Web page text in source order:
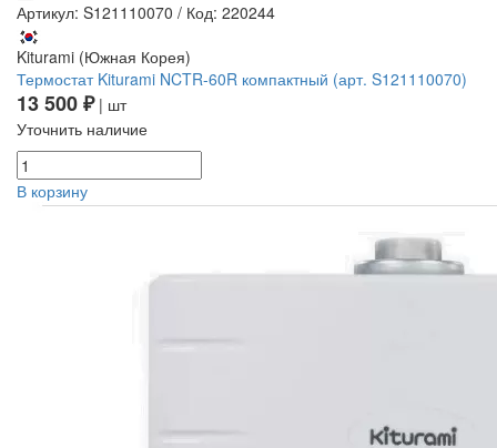
Артикул: S121110070 / Код: 220244
Kiturami (Южная Корея)
Термостат Kiturami NCTR-60R компактный (арт. S121110070)
13 500 ₽| шт
Уточнить наличие
В корзину